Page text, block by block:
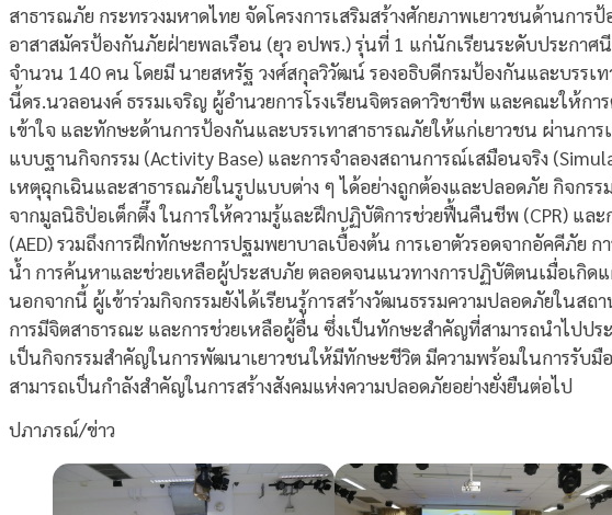
สาธารณภัย กระทรวงมหาดไทย จัดโครงการเสริมสร้างศักยภาพเยาวชนด้านกา
อาสาสมัครป้องกันภัยฝ่ายพลเรือน (ยุว อปพร.) รุ่นที่ 1 แก่นักเรียนระดับประกา
จำนวน 140 คน โดยมี นายสหรัฐ วงศ์สกุลวิวัฒน์ รองอธิบดีกรมป้องกันและบรรเ
นี้ดร.นวลอนงค์ ธรรมเจริญ ผู้อำนวยการโรงเรียนจิตรลดาวิชาชีพ และคณะให้กา
เข้าใจ และทักษะด้านการป้องกันและบรรเทาสาธารณภัยให้แก่เยาวชน ผ่านก
แบบฐานกิจกรรม (Activity Base) และการจำลองสถานการณ์เสมือนจริง
เหตุฉุกเฉินและสาธารณภัยในรูปแบบต่าง ๆ ได้อย่างถูกต้องและปลอดภัย กิจกรร
จากมูลนิธิป่อเต็กตึ๊ง ในการให้ความรู้และฝึกปฏิบัติการช่วยฟื้นคืนชีพ (CPR) แล
(AED) รวมถึงการฝึกทักษะการปฐมพยาบาลเบื้องต้น การเอาตัวรอดจากอัคคีภัย
น้ำ การค้นหาและช่วยเหลือผู้ประสบภัย ตลอดจนแนวทางการปฏิบัติตนเมื่อเกิ
นอกจากนี้ ผู้เข้าร่วมกิจกรรมยังได้เรียนรู้การสร้างวัฒนธรรมความปลอดภัยในส
การมีจิตสาธารณะ และการช่วยเหลือผู้อื่น ซึ่งเป็นทักษะสำคัญที่สามารถนำไปป
เป็นกิจกรรมสำคัญในการพัฒนาเยาวชนให้มีทักษะชีวิต มีความพร้อมในการรับมื
สามารถเป็นกำลังสำคัญในการสร้างสังคมแห่งความปลอดภัยอย่างยั่งยืนต่อไป
ปภาภรณ์/ข่าว